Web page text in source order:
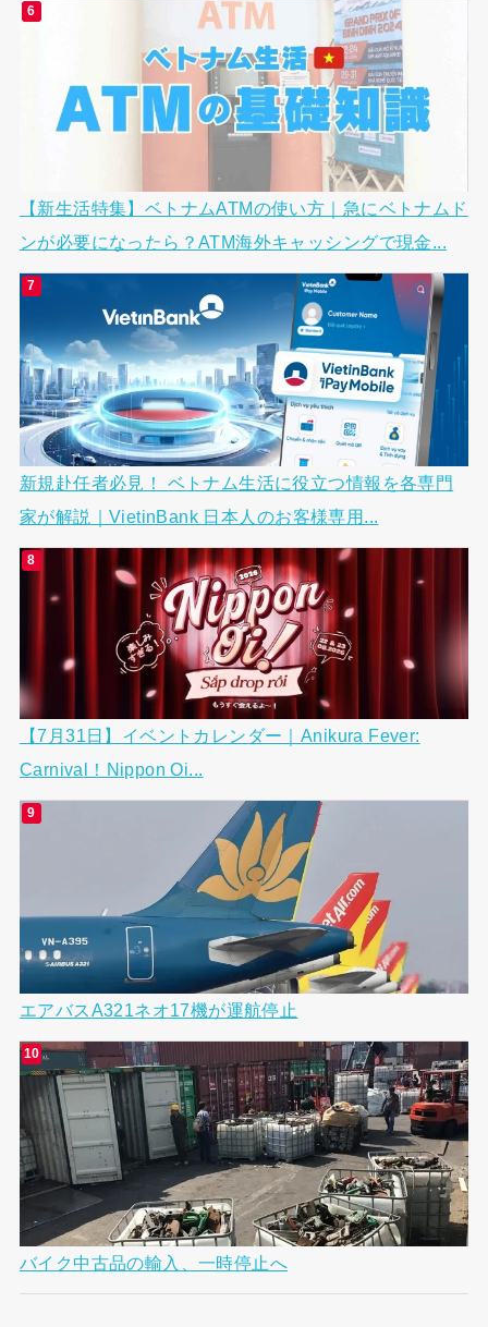
【新生活特集】ベトナムATMの使い方｜急にベトナムド
ンが必要になったら？ATM海外キャッシングで現金...
新規赴任者必見！ ベトナム生活に役立つ情報を各専門
家が解説｜VietinBank 日本人のお客様専用...
【7月31日】イベントカレンダー｜Anikura Fever:
Carnival！Nippon Oi...
エアバスA321ネオ17機が運航停止
バイク中古品の輸入、一時停止へ